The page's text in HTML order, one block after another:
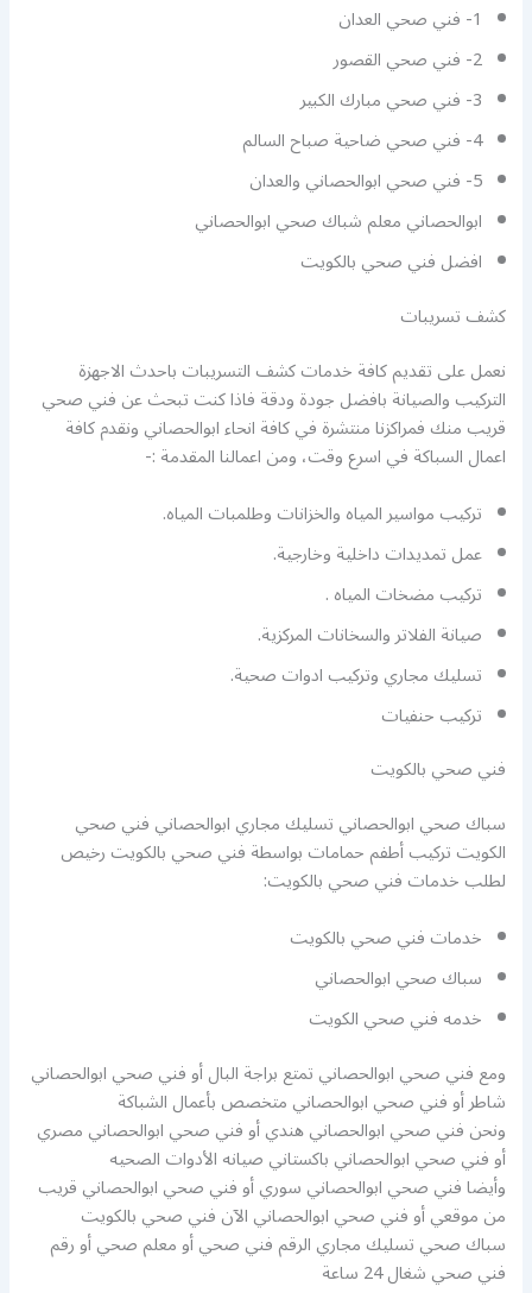
1- فني صحي العدان
2- فني صحي القصور
3- فني صحي مبارك الكبير
4- فني صحي ضاحية صباح السالم
5- فني صحي ابوالحصاني والعدان
ابوالحصاني معلم شباك صحي ابوالحصاني
افضل فني صحي بالكويت
كشف تسريبات
نعمل على تقديم كافة خدمات كشف التسريبات باحدث الاجهزة
التركيب والصيانة بافضل جودة ودقة فاذا كنت تبحث عن فني صحي
قريب منك فمراكزنا منتشرة في كافة انحاء ابوالحصاني ونقدم كافة
اعمال السباكة في اسرع وقت، ومن اعمالنا المقدمة :-
تركيب مواسير المياه والخزانات وطلمبات المياه.
عمل تمديدات داخلية وخارجية.
تركيب مضخات المياه .
صيانة الفلاتر والسخانات المركزية.
تسليك مجاري وتركيب ادوات صحية.
تركيب حنفيات
فني صحي بالكويت
سباك صحي ابوالحصاني تسليك مجاري ابوالحصاني فني صحي
الكويت تركيب أطفم حمامات بواسطة فني صحي بالكويت رخيص
لطلب خدمات فني صحي بالكويت:
خدمات فني صحي بالكويت
سباك صحي ابوالحصاني
خدمه فني صحي الكويت
ومع فني صحي ابوالحصاني تمتع براجة البال أو فني صحي ابوالحصاني
شاطر أو فني صحي ابوالحصاني متخصص بأعمال الشباكة
ونحن فني صحي ابوالحصاني هندي أو فني صحي ابوالحصاني مصري
أو فني صحي ابوالحصاني باكستاني صيانه الأدوات الصحيه
وأيضا فني صحي ابوالحصاني سوري أو فني صحي ابوالحصاني قريب
من موقعي أو فني صحي ابوالحصاني الآن فني صحي بالكويت
سباك صحي تسليك مجاري الرقم فني صحي أو معلم صحي أو رقم
فني صحي شغال 24 ساعة